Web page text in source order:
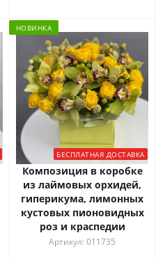
НОВИНКА
БЕСПЛАТНАЯ ДОСТАВКА
Композиция в коробке
из лаймовых орхидей,
гиперикума, лимонных
кустовых пионовидных
роз и краспедии
Артикул: 011735